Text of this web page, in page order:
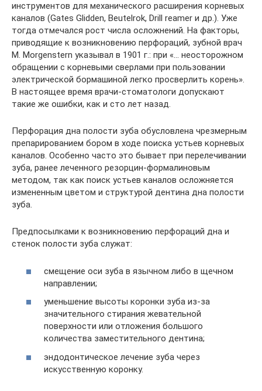
инструментов для механического расширения корневых
каналов (Gates Glidden, Beutelrok, Drill reamer и др.). Уже
тогда отмечался рост числа осложнений. На факторы,
приводящие к возникновению перфораций, зубной врач
M. Morgenstern указывал в 1901 г.: при «… неосторожном
обращении с корневыми сверлами при пользовании
электрической бормашиной легко просверлить корень».
В настоящее время врачи-стоматологи допускают
такие же ошибки, как и сто лет назад.
Перфорация дна полости зуба обусловлена чрезмерным
препарированием бором в ходе поиска устьев корневых
каналов. Особенно часто это бывает при перелечивании
зуба, ранее леченного резорцин-формалиновым
методом, так как поиск устьев каналов осложняется
измененным цветом и структурой дентина дна полости
зуба.
Предпосылками к возникновению перфораций дна и
стенок полости зуба служат:
смещение оси зуба в язычном либо в щечном
направлении;
уменьшение высоты коронки зуба из-за
значительного стирания жевательной
поверхности или отложения большого
количества заместительного дентина;
эндодонтическое лечение зуба через
искусственную коронку.